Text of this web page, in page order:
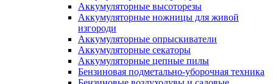
Аккумуляторные высоторезы
Аккумуляторные ножницы для живой
изгороди
Аккумуляторные опрыскиватели
Аккумуляторные секаторы
Аккумуляторные цепные пилы
Бензиновая подметально-уборочная техника